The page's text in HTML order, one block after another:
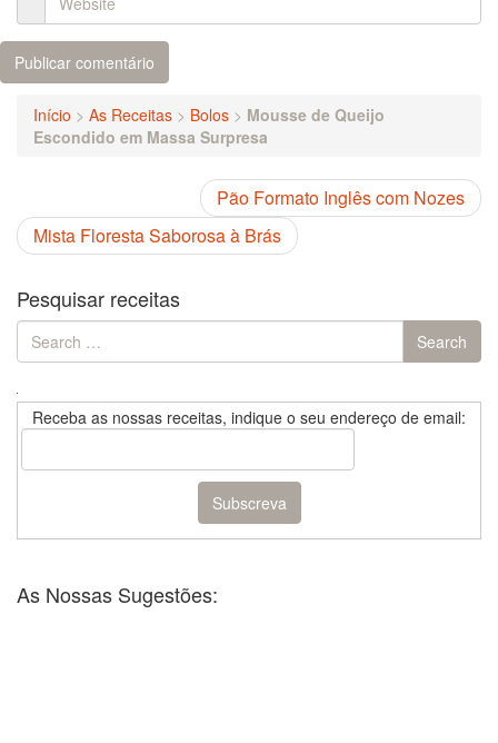
Início > As Receitas > Bolos > Mousse de Queijo
Escondido em Massa Surpresa
Pão Formato Inglês com Nozes
Mista Floresta Saborosa à Brás
Pesquisar receitas
Search
for:
Search
Receba as nossas receitas, indique o seu endereço de email:
As Nossas Sugestões: